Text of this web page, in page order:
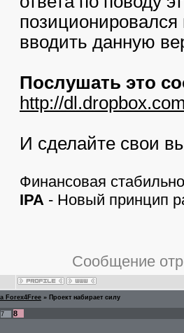
вводить данную
Послушать это
http://
И сделайте свои
Финансовая
IPA - Новый принцип
Сообщение
Forex4Free » Проект набирает силу
7 8